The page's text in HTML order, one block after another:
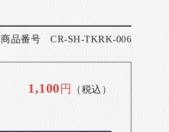
商品番号 CR-SH-TKRK-006
1,100円 （税込）